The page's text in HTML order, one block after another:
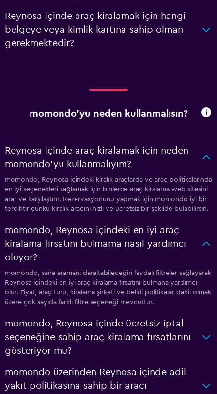
Reynosa içinde araç kiralamak için hangi
belgeye veya kimlik kartına sahip olman
gerekmektedir?
momondo'yu neden kullanmalısın?
Reynosa içinde araç kiralamak için neden
momondo'yu kullanmalıyım?
momondo, Reynosa içindeki kiralık araçlarda ve araç politikalarında
en iyi seçenekleri sağlamak için binlerce araç kiralama web sitesini
arar ve karşılaştırır. Rezervasyonunu yapmak için momondo iyi bir
tercihtir çünkü kiralık aracını hızlı ve ücretsiz bir şekilde bulabilirsin.
momondo, Reynosa içindeki en iyi araç
kiralama fırsatını bulmama nasıl yardımcı
oluyor?
momondo, sana aramanı daraltabileceğin faydalı filtreler sağlayarak
Reynosa içindeki en iyi araç kiralama fırsatını bulmana yardımcı
olur. Fiyat, araç türü, kiralama şirketi ve belirli politikalar dahil olmak
üzere çok sayıda farklı filtre seçeneği mevcuttur.
momondo, Reynosa içinde ücretsiz iptal
seçeneğine sahip araç kiralama fırsatlarını
gösteriyor mu?
momondo üzerinden Reynosa içinde adil
yakıt politikasına sahip bir aracı